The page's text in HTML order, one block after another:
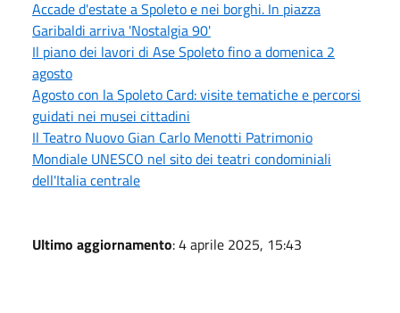
Accade d'estate a Spoleto e nei borghi. In piazza
Garibaldi arriva 'Nostalgia 90'
Il piano dei lavori di Ase Spoleto fino a domenica 2
agosto
Agosto con la Spoleto Card: visite tematiche e percorsi
guidati nei musei cittadini
Il Teatro Nuovo Gian Carlo Menotti Patrimonio
Mondiale UNESCO nel sito dei teatri condominiali
dell'Italia centrale
Ultimo aggiornamento: 4 aprile 2025, 15:43